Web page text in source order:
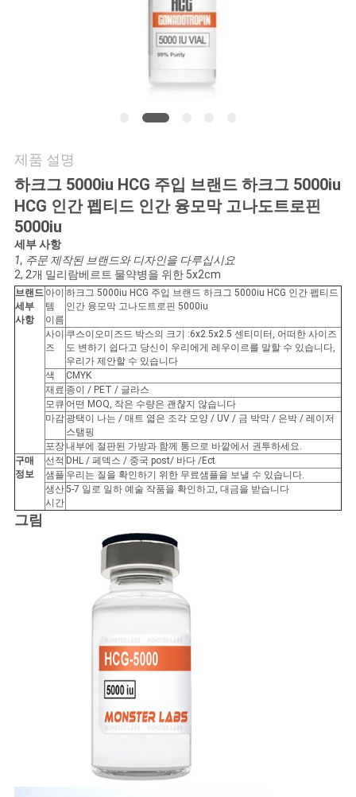
스
경
우
사
이
PRIVACY
POLICY
제품 설명
하크그 5000iu HCG 주입 브랜드 하크그 5000iu
HCG 인간 펩티드 인간 융모막 고나도트로핀
5000iu
세부 사항
1, 주문 제작된 브랜드와 디자인을 다루십시요
2, 2개 밀리람베르트 물약병을 위한 5x2cm
브랜드
세부
사항
아이
템
이름
하크그 5000iu HCG 주입 브랜드 하크그 5000iu HCG 인간 펩티드
인간 융모막 고나도트로핀 5000iu
사이
즈
쿠스이오미즈드 박스의 크기 :6x2.5x2.5 센티미터, 어떠한 사이즈
도 변하기 쉽다고 당신이 우리에게 레우이르를 말할 수 있습니다,
우리가 제안할 수 있습니다
색
CMYK
재료 종이 / PET / 글라스
모큐 어떤 MOQ, 작은 수량은 괜찮지 않습니다
마감 광택이 나는 / 매트 엷은 조각 모양 / UV / 금 박막 / 은박 / 레이저
스탬핑
포장내부에 절판된 가방과 함께 통으로 바깥에서 권투하세요.
구매
정보
선적 DHL / 페덱스 / 중국 post/ 바다 /Ect
샘플 우리는 질을 확인하기 위한 무료샘플을 보낼 수 있습니다.
생산
시간
5-7 일로 일하 예술 작품을 확인하고, 대금을 받습니다
그림